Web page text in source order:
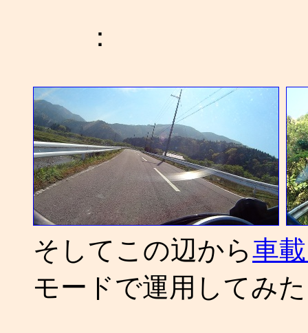
：
そしてこの辺から車
モードで運用してみ